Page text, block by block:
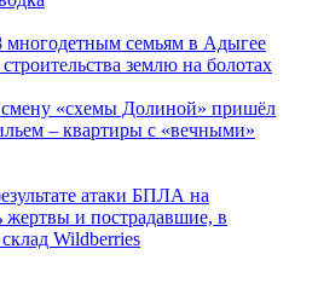
многодетным семьям в Адыгее
землю на болотах
«схемы Долиной» пришёл
– квартиры с «вечными»
атаки БПЛА на
жертвы и пострадавшие, в
Wildberries